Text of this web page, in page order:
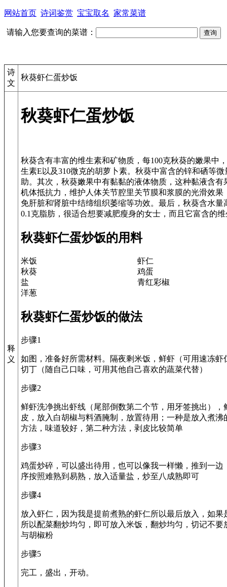
网站首页 诗词鉴赏 宝宝取名 家常菜谱
请输入您要查询的菜谱：
诗
文
秋葵虾仁蛋炒饭
释
义
秋葵虾仁蛋炒饭
秋葵含有丰富的维生素和矿物质，每100克秋葵的嫩果中
生素E以及310微克的胡萝卜素。秋葵中富含的锌和硒等
助。其次，秋葵嫩果中有黏黏的液体物质，这种黏液含
机体抵抗力，维护人体关节腔里关节膜和浆膜的光滑效
免肝脏和肾脏中结缔组织萎缩等功效。最后，秋葵含水
秋葵虾仁蛋炒饭的用料
米饭
虾仁
秋葵
鸡蛋
盐
青红彩椒
洋葱
秋葵虾仁蛋炒饭的做法
步骤1
如图，准备好所需材料。隔夜剩米饭，鲜虾（可用速冻
切丁（随自己口味，可用其他自己喜欢的蔬菜代替）
步骤2
鲜虾洗净挑出虾线（尾部倒数第二个节，用牙签挑出）
皮，放入白胡椒与料酒腌制，放置待用；一种是放入煮
方法，味道较好，第二种方法，剥皮比较简单
步骤3
鸡蛋炒碎，可以盛出待用，也可以像我一样懒，推到一
序按照难熟到易熟，放入适量盐，炒至八成熟即可
步骤4
放入虾仁，因为我是提前煮熟的虾仁所以最后放入，如
所以配菜翻炒均匀，即可放入米饭，翻炒均匀，切记不
与胡椒粉
步骤5
完工，盛出，开动。